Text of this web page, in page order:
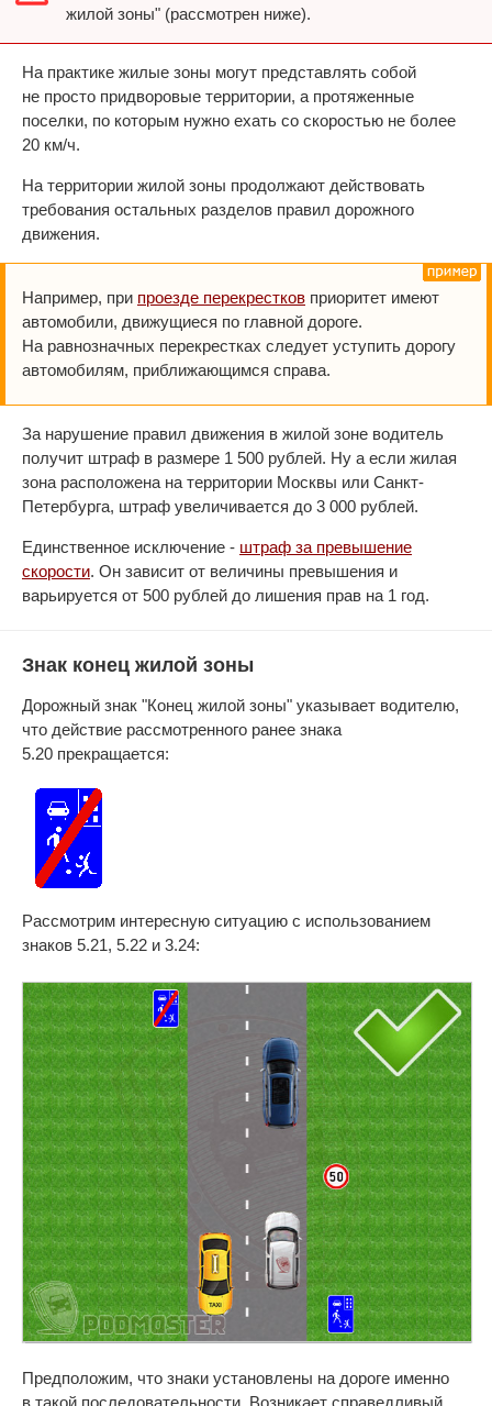
жилой зоны" (рассмотрен ниже).
На практике жилые зоны могут представлять собой
не просто придворовые территории, а протяженные
поселки, по которым нужно ехать со скоростью не более
20 км/ч.
На территории жилой зоны продолжают действовать
требования остальных разделов правил дорожного
движения.
Например, при проезде перекрестков приоритет имеют
автомобили, движущиеся по главной дороге.
На равнозначных перекрестках следует уступить дорогу
автомобилям, приближающимся справа.
За нарушение правил движения в жилой зоне водитель
получит штраф в размере 1 500 рублей. Ну а если жилая
зона расположена на территории Москвы или Санкт-
Петербурга, штраф увеличивается до 3 000 рублей.
Единственное исключение - штраф за превышение
скорости. Он зависит от величины превышения и
варьируется от 500 рублей до лишения прав на 1 год.
Знак конец жилой зоны
Дорожный знак "Конец жилой зоны" указывает водителю,
что действие рассмотренного ранее знака
5.20 прекращается:
Рассмотрим интересную ситуацию с использованием
знаков 5.21, 5.22 и 3.24:
Предположим, что знаки установлены на дороге именно